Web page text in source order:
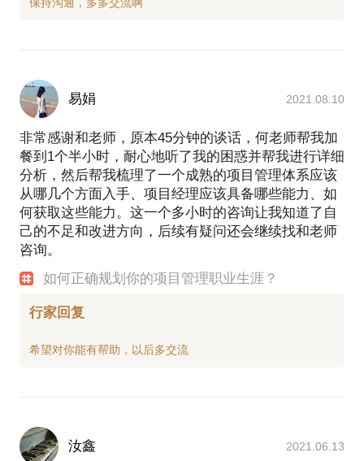
易娟 2021.08.10
非常感谢和老师，原本45分钟的谈话，何老师帮我加
餐到1个半小时，耐心地听了我的困惑并帮我进行详细
分析，然后帮我梳理了一个成熟的项目管理体系应该
从哪几个方面入手、项目经理应该具备哪些能力、如
何获取这些能力。这一个多小时的咨询让我知道了自
己的不足和改进方向，后续有疑问还会继续找和老师
咨询。
如何正确规划你的项目管理职业生涯？
行家回复
汝鑫 2021.06.13